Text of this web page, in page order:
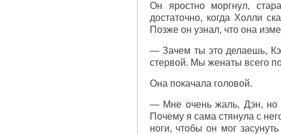
Он яростно моргнул,
достаточно, когда Холли
Позже он узнал, что она
— Зачем ты это делаешь,
стервой. Мы женаты всего
Она покачала головой.
— Мне очень жаль, Дэн, но
Почему я сама стянула с
ноги, чтобы он мог